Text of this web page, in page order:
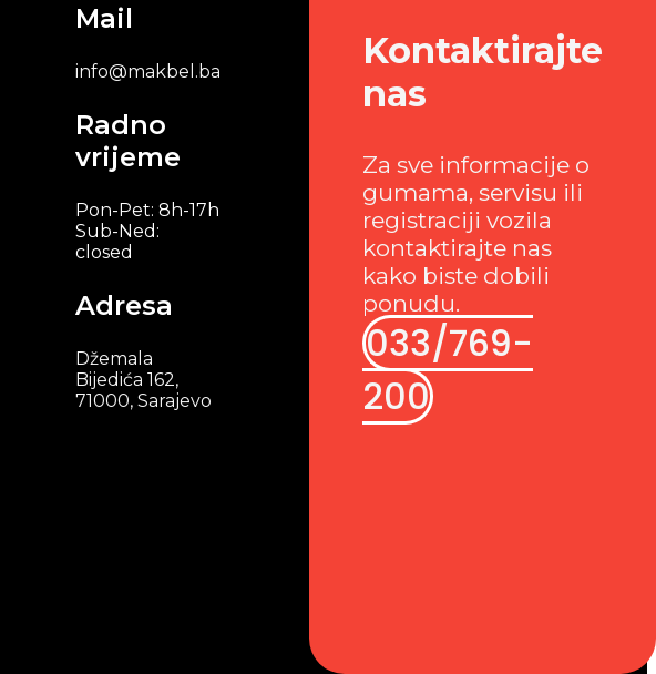
Mail
info@makbel.ba
Radno
vrijeme
Pon-Pet: 8h-17h
Sub-Ned:
closed
Adresa
Džemala
Bijedića 162,
71000, Sarajevo
Kontaktirajte
nas
Za sve informacije o
gumama, servisu ili
registraciji vozila
kontaktirajte nas
kako biste dobili
ponudu.
033/769-
200